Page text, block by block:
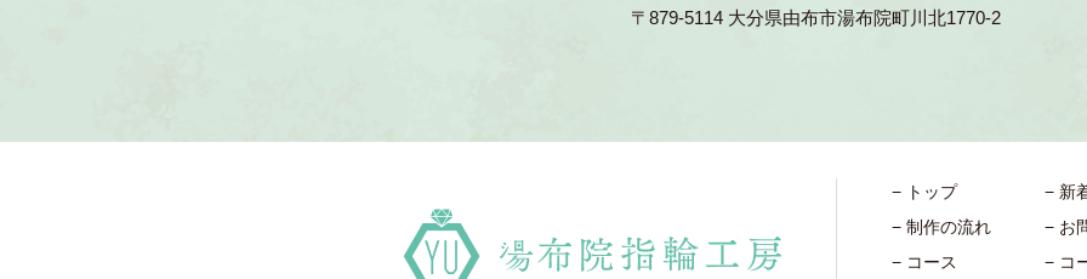
〒879-5114 大分県由布市湯布院町川北1770-2
トップ
制作の流れ
コース
新
お
コ